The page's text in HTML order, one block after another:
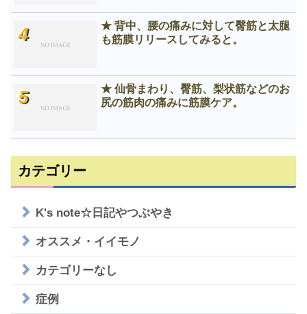
★ 背中、腰の痛みに対して臀筋と太腿
も筋膜リリースしてみると。
★ 仙骨まわり、臀筋、梨状筋などのお
尻の筋肉の痛みに筋膜ケア。
カテゴリー
K's note☆日記やつぶやき
オススメ・イイモノ
カテゴリーなし
症例